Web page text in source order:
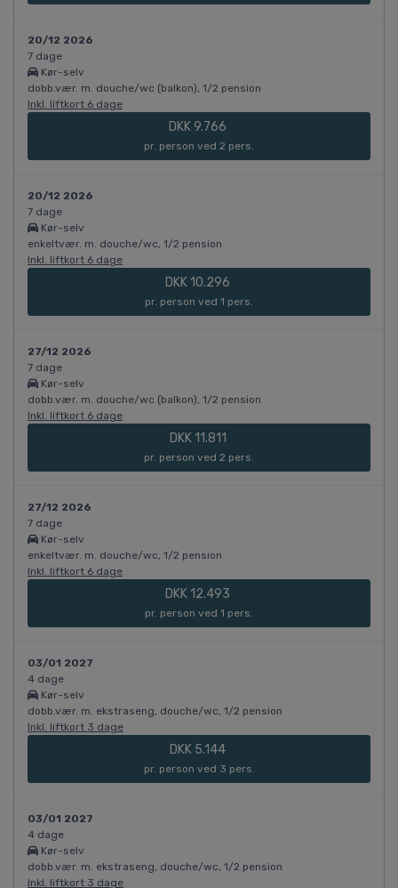
20/12 2026
7 dage
Kør-selv
dobb.vær. m. douche/wc (balkon), 1/2 pension
Inkl. liftkort 6 dage
DKK 9.766
pr. person ved 2 pers.
20/12 2026
7 dage
Kør-selv
enkeltvær. m. douche/wc, 1/2 pension
Inkl. liftkort 6 dage
DKK 10.296
pr. person ved 1 pers.
27/12 2026
7 dage
Kør-selv
dobb.vær. m. douche/wc (balkon), 1/2 pension
Inkl. liftkort 6 dage
DKK 11.811
pr. person ved 2 pers.
27/12 2026
7 dage
Kør-selv
enkeltvær. m. douche/wc, 1/2 pension
Inkl. liftkort 6 dage
DKK 12.493
pr. person ved 1 pers.
03/01 2027
4 dage
Kør-selv
dobb.vær. m. ekstraseng, douche/wc, 1/2 pension
Inkl. liftkort 3 dage
DKK 5.144
pr. person ved 3 pers.
03/01 2027
4 dage
Kør-selv
dobb.vær. m. ekstraseng, douche/wc, 1/2 pension
Inkl. liftkort 3 dage